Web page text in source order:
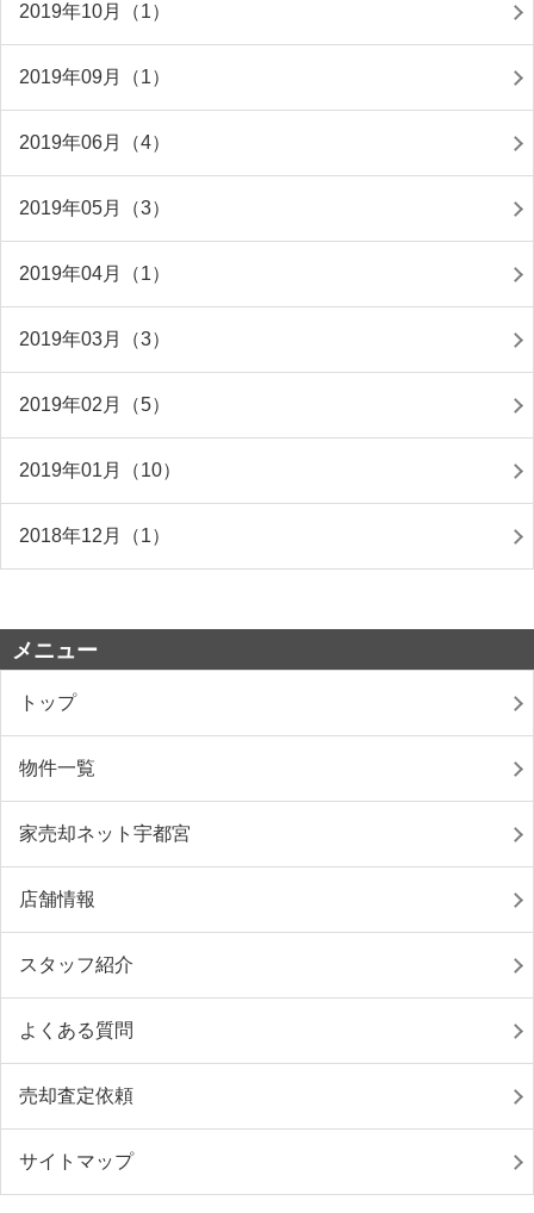
2019年10月（1）
2019年09月（1）
2019年06月（4）
2019年05月（3）
2019年04月（1）
2019年03月（3）
2019年02月（5）
2019年01月（10）
2018年12月（1）
メニュー
トップ
物件一覧
家売却ネット宇都宮
店舗情報
スタッフ紹介
よくある質問
売却査定依頼
サイトマップ